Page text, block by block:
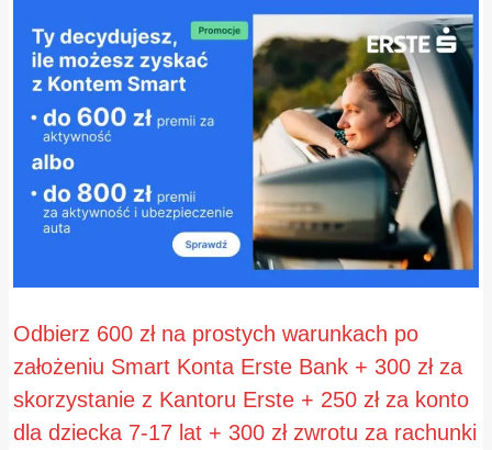
Odbierz 600 zł na prostych warunkach po
założeniu Smart Konta Erste Bank + 300 zł za
skorzystanie z Kantoru Erste + 250 zł za konto
dla dziecka 7-17 lat + 300 zł zwrotu za rachunki